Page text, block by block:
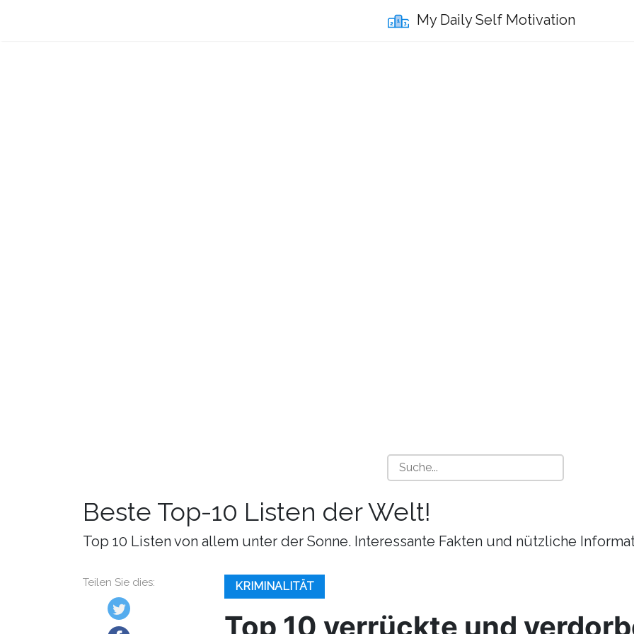
My Daily Self Motivation
Beste Top-10 Listen der Welt!
Top 10 Listen von allem unter der Sonne. Interessante Fakten und nützliche
Teilen Sie dies: KRIMINALITÄT
Top 10 verrückte und